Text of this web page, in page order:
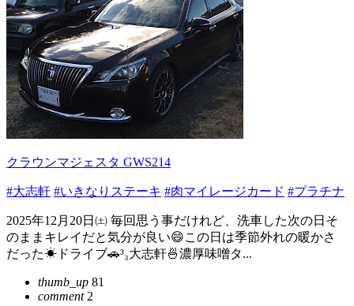
クラウンマジェスタ GWS214
#大志軒 #いきなりステーキ #肉マイレージカード #プラチナ
2025年12月20日㈯ 毎回思う事だけれど、洗車した次の日そ
のままキレイだと気分が良い😄この日は季節外れの暖かさ
だった☀ドライブ🚗³₃大志軒🍜濃厚味噌タ...
thumb_up 81
comment2